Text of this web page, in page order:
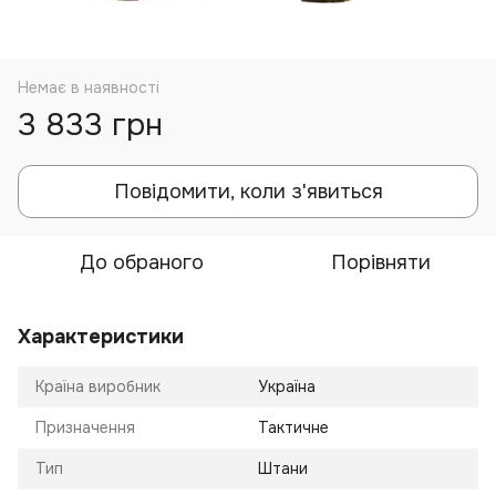
Немає в наявності
3 833 грн
Повідомити, коли з'явиться
До обраного Порівняти
Характеристики
Країна виробник Україна
Призначення Тактичне
Тип Штани